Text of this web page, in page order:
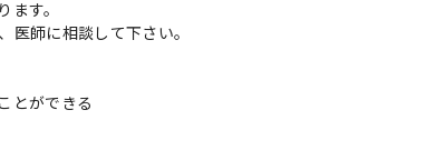
ます。
医師に相談して下さい。
とができる